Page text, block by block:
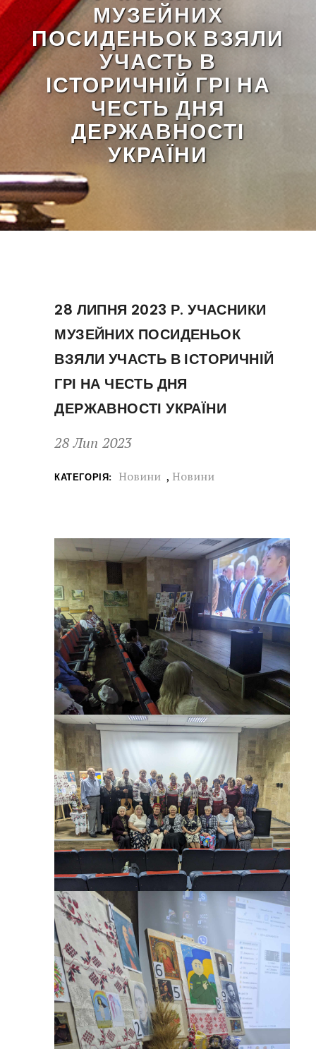
МУЗЕЙНИХ
ПОСИДЕНЬОК ВЗЯЛИ
УЧАСТЬ В
ІСТОРИЧНІЙ ГРІ НА
ЧЕСТЬ ДНЯ
ДЕРЖАВНОСТІ
УКРАЇНИ
28 ЛИПНЯ 2023 Р. УЧАСНИКИ
МУЗЕЙНИХ ПОСИДЕНЬОК
ВЗЯЛИ УЧАСТЬ В ІСТОРИЧНІЙ
ГРІ НА ЧЕСТЬ ДНЯ
ДЕРЖАВНОСТІ УКРАЇНИ
28 Лип 2023
КАТЕГОРІЯ: Новини , Новини